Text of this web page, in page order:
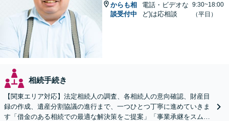
からも相
談受付中
電話・ビデオな
ど)は応相談
9:30~18:00
（平日）
相続手続き
【関東エリア対応】法定相続人の調査、各相続人の意向確認、財産目
録の作成、遺産分割協議の進行まで、一つひとつ丁寧に進めていきま
す「借金のある相続での最適な解決策をご提案」「事業承継をスムー